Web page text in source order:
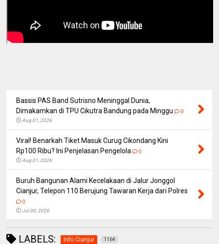
Bassis PAS Band Sutrisno Meninggal Dunia,
Dimakamkan di TPU Cikutra Bandung pada Minggu
0
Aug 01, 2026
Viral! Benarkah Tiket Masuk Curug Cikondang Kini
Rp100 Ribu? Ini Penjelasan Pengelola
0
Aug 01, 2026
Buruh Bangunan Alami Kecelakaan di Jalur Jonggol
Cianjur, Telepon 110 Berujung Tawaran Kerja dari Polres
0
Jul 30, 2026
LABELS: Info Cianjur 1164